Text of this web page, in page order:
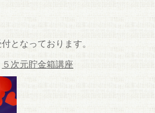
となっております。
５次元貯金箱講座